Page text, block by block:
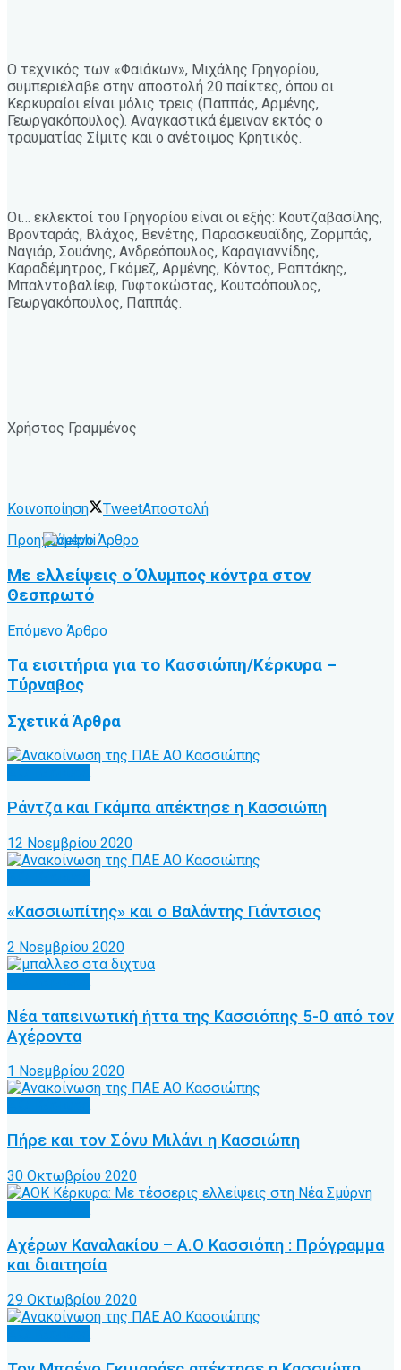
Ο τεχνικός των «Φαιάκων», Μιχάλης Γρηγορίου,
συμπεριέλαβε στην αποστολή 20 παίκτες, όπου οι
Κερκυραίοι είναι μόλις τρεις (Παππάς, Αρμένης,
Γεωργακόπουλος). Αναγκαστικά έμειναν εκτός ο
τραυματίας Σίμιτς και ο ανέτοιμος Κρητικός.
Οι… εκλεκτοί του Γρηγορίου είναι οι εξής: Κουτζαβασίλης,
Βρονταράς, Βλάχος, Βενέτης, Παρασκευαϊδης, Ζορμπάς,
Ναγιάρ, Σουάνης, Ανδρεόπουλος, Καραγιαννίδης,
Καραδέμητρος, Γκόμεζ, Αρμένης, Κόντος, Ραπτάκης,
Μπαλντοβαλίεφ, Γυφτοκώστας, Κουτσόπουλος,
Γεωργακόπουλος, Παππάς.
Χρήστος Γραμμένος
Κοινοποίηση TweetΑποστολή
Προηγούμενο Άρθρο
Με ελλείψεις ο Όλυμπος κόντρα στον
Θεσπρωτό
Επόμενο Άρθρο
Τα εισιτήρια για το Κασσιώπη/Κέρκυρα –
Τύρναβος
ΣχετικάΆρθρα
Ράντζα και Γκάμπα απέκτησε η Κασσιώπη
12 Νοεμβρίου 2020
«Κασσιωπίτης» και ο Βαλάντης Γιάντσιος
2 Νοεμβρίου 2020
Νέα ταπεινωτική ήττα της Κασσιόπης 5-0 από τον
Αχέροντα
1 Νοεμβρίου 2020
Πήρε και τον Σόνυ Μιλάνι η Κασσιώπη
30 Οκτωβρίου 2020
Αχέρων Καναλακίου – Α.Ο Κασσιόπη : Πρόγραμμα
και διαιτησία
29 Οκτωβρίου 2020